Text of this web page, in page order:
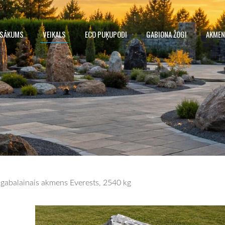
SĀKUMS VEIKALS ECO PUĶUPODI GABIONA ŽOGI
akmens Everests, 2540 kg